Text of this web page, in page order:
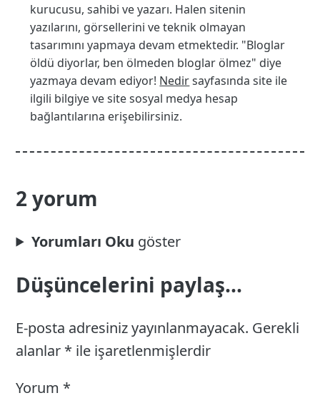
kurucusu, sahibi ve yazarı. Halen sitenin
yazılarını, görsellerini ve teknik olmayan
tasarımını yapmaya devam etmektedir. "Bloglar
öldü diyorlar, ben ölmeden bloglar ölmez" diye
yazmaya devam ediyor! Nedirsayfasında site ile
ilgili bilgiye ve site sosyal medya hesap
bağlantılarına erişebilirsiniz.
2 yorum
Yorumları Oku
Düşüncelerini paylaş...
E-posta adresiniz yayınlanmayacak. Gerekli
alanlar * ile işaretlenmişlerdir
Yorum *